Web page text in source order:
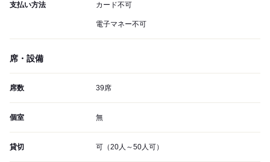
支払い方法 カード不可
電子マネー不可
席・設備
席数 39席
個室 無
貸切 可（20人～50人可）